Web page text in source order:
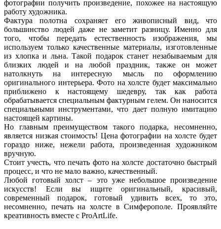
фотографии получить произведение, похожее на настоящую
работу художника.
Фактура полотна сохраняет его живописный вид, что
большинство людей даже не заметит разницу. Именно для
того, чтобы передать естественность изображения, мы
используем только качественные материалы, изготовленные
из хлопка и льна. Такой подарок станет незабываемым для
близких людей и на любой праздник, также он может
натолкнуть на интересную мысль по оформлению
оригинального интерьера. Фото на холсте будет максимально
приближено к настоящему шедевру, так как работа
обрабатывается специальным фактурным гелем. Он наносится
специальными инструментами, что дает полную имитацию
настоящей картины.
Но главным преимуществом такого подарка, несомненно,
является низкая стоимость! Цена фотографии на холсте будет
гораздо ниже, нежели работа, произведенная художником
вручную.
Стоит учесть, что печать фото на холсте достаточно быстрый
процесс, и что не мало важно, качественный.
Любой готовый холст – это уже небольшое произведение
искусств! Если вы ищите оригинальный, красивый,
современный подарок, готовый удивить всех, то это,
несомненно, печать на холсте в Симферополе. Проявляйте
креативность вместе с ProArtLife.